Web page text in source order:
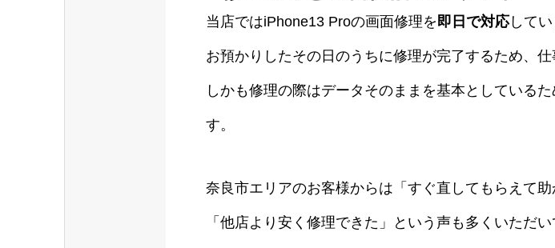
当店ではiPhone13 Proの画面修理を即日で対応してい
お預かりしたその日のうちに修理が完了するため、
しかも修理の際はデータそのままを基本としている
す。
奈良市エリアのお客様からは「すぐ直してもらえて助
「他店より安く修理できた」という声も多くいただい